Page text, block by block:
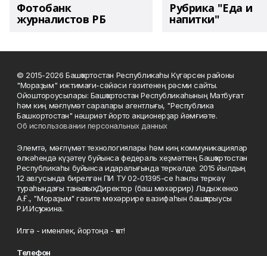
Фотобанк
журналистов РБ
Рубрика "Еда и
напитки"
© 2015-2026 Башҡортостан Республикаһы Күгәрсен районы
"Мораҙым" ижтимағи-сәйәси гәзитенең рәсми сайты.
Ойоштороусылары: Башҡортостан Республикаһының Матбуғат
һәм киң мәғлүмәт саралары агентлығы, "Республика
Башкортостан" нәшриәт йорто акционерҙар йәмғиәте.
Об использовании персональных данных
Элемтә, мәғлүмәт технологиялары һәм киң коммуникациялар
өлкәһендә күҙәтеү буйынса федераль хеҙмәттең Башҡортостан
Республикаһы буйынса идаралығында теркәлде. 2015 йылдың
12 авгусында бирелгән ПИ ТУ 02-01395-се һанлы теркәү
тураһындағы таныҡлыҡ. Директор (баш мөхәррир) Ладыженко
А.Ғ., "Мораҙым" гәзите мөхәррире вазифаһын башҡарыусы
Р.И.Исҡужина.
Илгә - именлек, йортоңа - ҡот!
Телефон